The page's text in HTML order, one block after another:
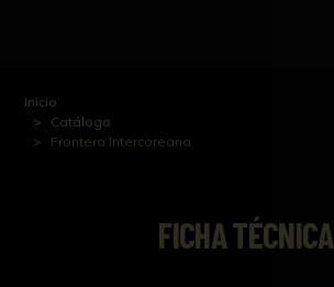
Inicio
Catálogo
Frontera Intercoreana
FICHA TÉCNICA